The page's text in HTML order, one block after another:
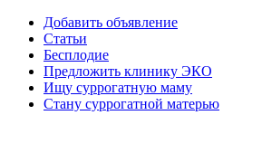
Добавить объявление
Статьи
Бесплодие
Предложить клинику ЭКО
Ищу суррогатную маму
Стану суррогатной матерью